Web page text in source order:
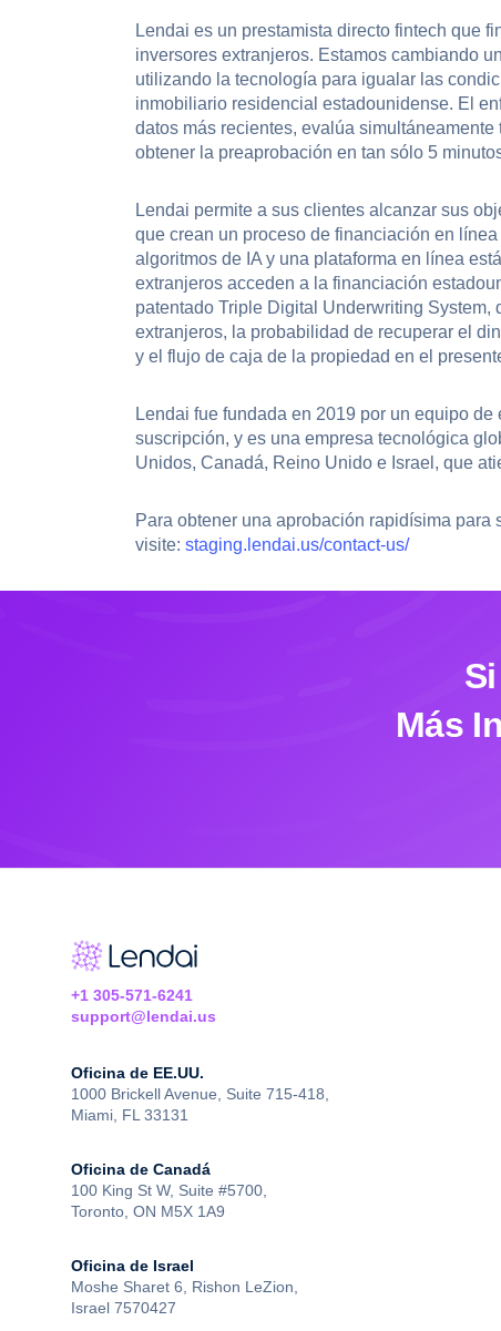
Lendai es un prestamista directo fintech que
inversores extranjeros. Estamos cambiando
utilizando la tecnología para igualar las
inmobiliario residencial estadounidense. El
datos más recientes, evalúa
obtener la preaprobación en tan sólo 5
Lendai permite a sus clientes alcanzar sus
que crean un proceso de financiación en
algoritmos de IA y una plataforma en línea
extranjeros acceden a la financiación
patentado Triple Digital Underwriting
extranjeros, la probabilidad de recuperar el
y el flujo de caja de la propiedad en el
Lendai fue fundada en 2019 por un equipo
suscripción, y es una empresa tecnológica
Unidos, Canadá, Reino Unido e Israel, que
Para obtener una aprobación rapidísima
visite: staging.lendai.us/contact-us/
Más
+1 305-571-6241
support@lendai.us
Oficina de EE.UU.
1000 Brickell Avenue, Suite 715-418,
Miami, FL 33131
Oficina de Canadá
100 King St W, Suite #5700,
Toronto, ON M5X 1A9
Oficina de Israel
Moshe Sharet 6, Rishon LeZion,
Israel 7570427